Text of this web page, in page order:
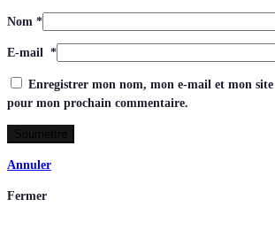
Nom *
E-mail *
Enregistrer mon nom, mon e-mail et mon
pour mon prochain commentaire.
Annuler
Fermer